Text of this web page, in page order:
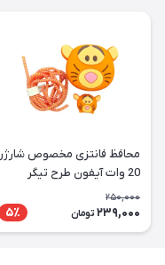
محافظ فانتزی مخصوص شارژر
20 وات آیفون طرح تیگر
250,000
239,000 تومان 5٪